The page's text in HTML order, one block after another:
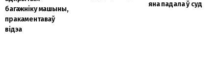
багажніку машыны,
пракаментаваў
відэа
яна падала ў суд